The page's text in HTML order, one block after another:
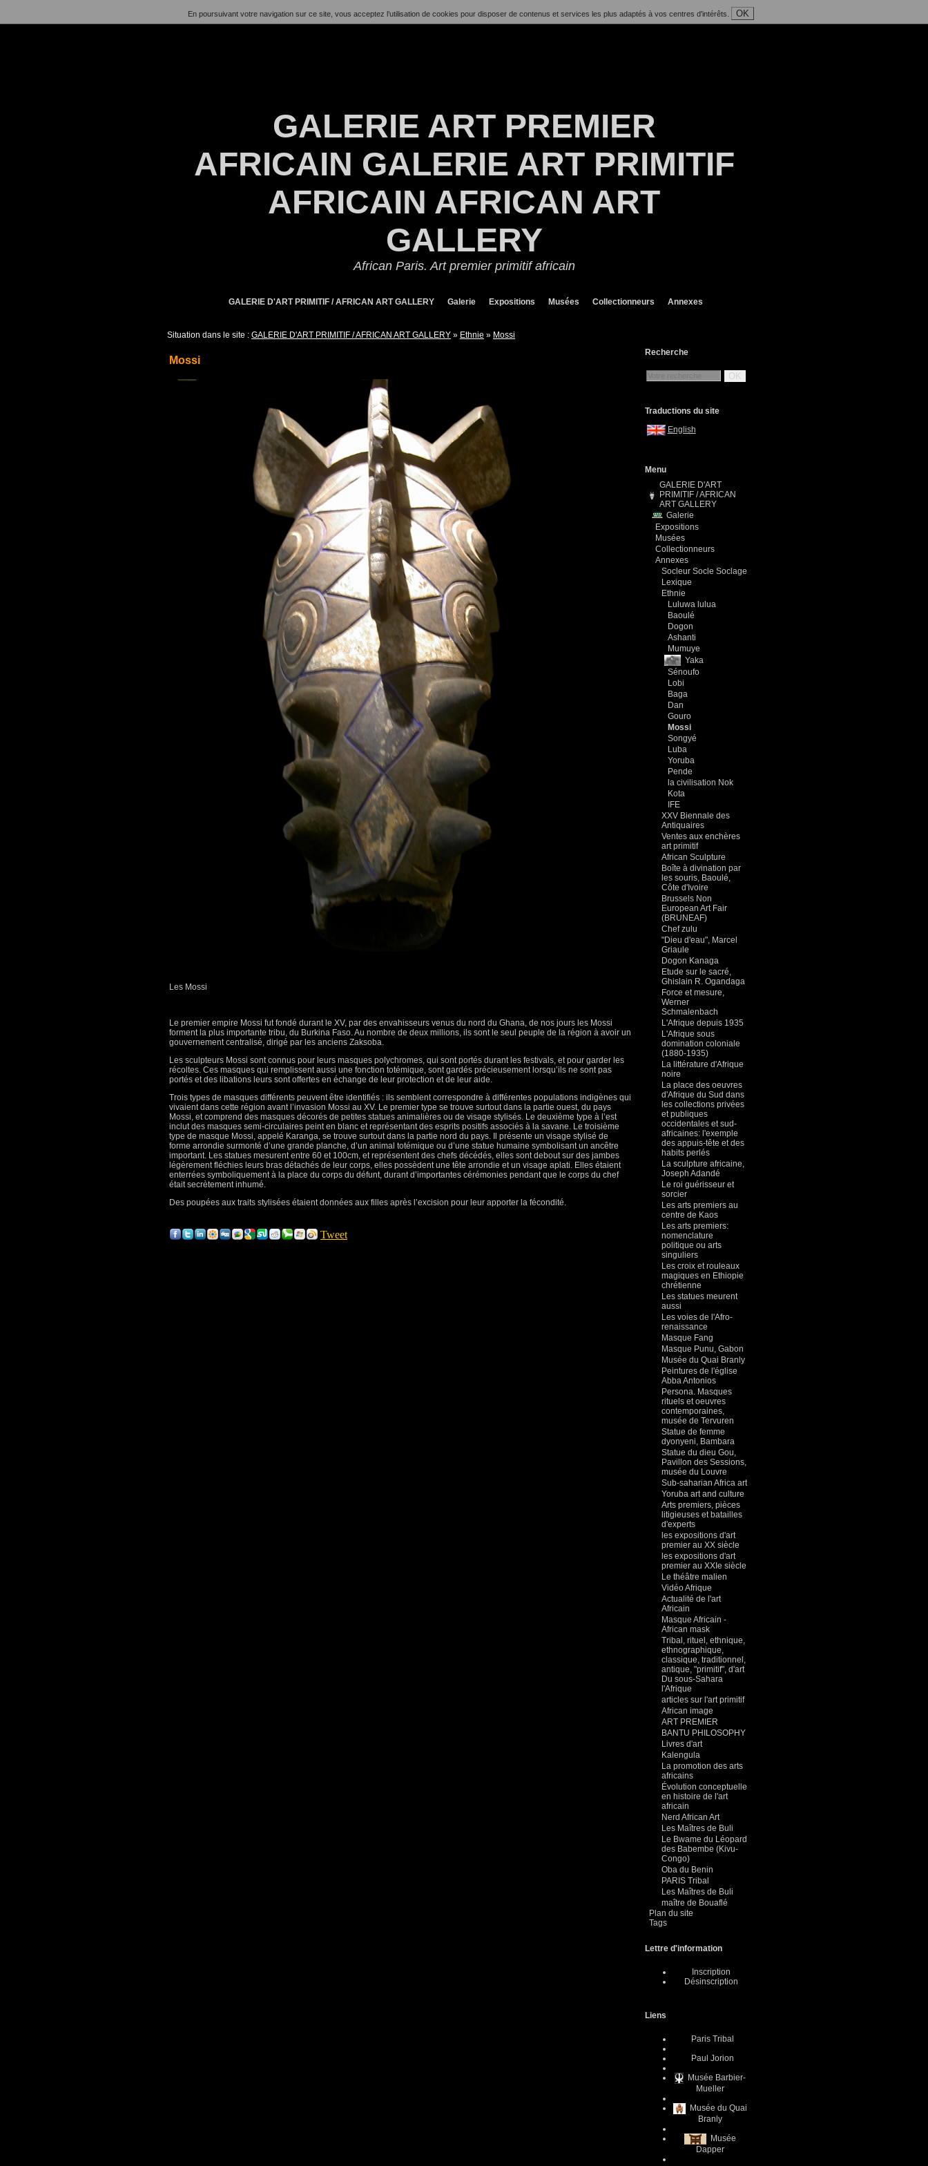
En poursuivant votre navigation sur ce site, vous acceptez l’utilisation de cookies pour disposer de contenus et services les plus adaptés à vos centres d'intérêts. OK
GALERIE ART PREMIER
AFRICAIN GALERIE ART PRIMITIF
AFRICAIN AFRICAN ART
GALLERY
African Paris. Art premier primitif africain
GALERIE D'ART PRIMITIF / AFRICAN ART GALLERY Galerie Expositions Musées Collectionneurs Annexes
Situation dans le site : GALERIE D'ART PRIMITIF / AFRICAN ART GALLERY » Ethnie » Mossi
Mossi
Les Mossi
Le premier empire Mossi fut fondé durant le XV, par des envahisseurs venus du nord du Ghana, de nos jours les Mossi
forment la plus importante tribu, du Burkina Faso. Au nombre de deux millions, ils sont le seul peuple de la région à avoir un
gouvernement centralisé, dirigé par les anciens Zaksoba.
Les sculpteurs Mossi sont connus pour leurs masques polychromes, qui sont portés durant les festivals, et pour garder les
récoltes. Ces masques qui remplissent aussi une fonction totémique, sont gardés précieusement lorsqu’ils ne sont pas
portés et des libations leurs sont offertes en échange de leur protection et de leur aide.
Trois types de masques différents peuvent être identifiés : ils semblent correspondre à différentes populations indigènes qui
vivaient dans cette région avant l’invasion Mossi au XV. Le premier type se trouve surtout dans la partie ouest, du pays
Mossi, et comprend des masques décorés de petites statues animalières ou de visage stylisés. Le deuxième type à l’est
inclut des masques semi-circulaires peint en blanc et représentant des esprits positifs associés à la savane. Le troisième
type de masque Mossi, appelé Karanga, se trouve surtout dans la partie nord du pays. Il présente un visage stylisé de
forme arrondie surmonté d’une grande planche, d’un animal totémique ou d’une statue humaine symbolisant un ancêtre
important. Les statues mesurent entre 60 et 100cm, et représentent des chefs décédés, elles sont debout sur des jambes
légèrement fléchies leurs bras détachés de leur corps, elles possèdent une tête arrondie et un visage aplati. Elles étaient
enterrées symboliquement à la place du corps du défunt, durant d’importantes cérémonies pendant que le corps du chef
était secrètement inhumé.
Des poupées aux traits stylisées étaient données aux filles après l’excision pour leur apporter la fécondité.
Tweet
Recherche
OK
Traductions du site
English
Menu
GALERIE D'ART
PRIMITIF / AFRICAN
ART GALLERY
Galerie
Expositions
Musées
Collectionneurs
Annexes
Socleur Socle Soclage
Lexique
Ethnie
Luluwa lulua
Baoulé
Dogon
Ashanti
Mumuye
Yaka
Sénoufo
Lobi
Baga
Dan
Gouro
Mossi
Songyé
Luba
Yoruba
Pende
la civilisation Nok
Kota
IFE
XXV Biennale des
Antiquaires
Ventes aux enchères
art primitif
African Sculpture
Boîte à divination par
les souris, Baoulé,
Côte d'Ivoire
Brussels Non
European Art Fair
(BRUNEAF)
Chef zulu
"Dieu d'eau", Marcel
Griaule
Dogon Kanaga
Etude sur le sacré,
Ghislain R. Ogandaga
Force et mesure,
Werner
Schmalenbach
L'Afrique depuis 1935
L'Afrique sous
domination coloniale
(1880-1935)
La littérature d'Afrique
noire
La place des oeuvres
d'Afrique du Sud dans
les collections privées
et publiques
occidentales et sud-
africaines: l'exemple
des appuis-tête et des
habits perlés
La sculpture africaine,
Joseph Adandé
Le roi guérisseur et
sorcier
Les arts premiers au
centre de Kaos
Les arts premiers:
nomenclature
politique ou arts
singuliers
Les croix et rouleaux
magiques en Ethiopie
chrétienne
Les statues meurent
aussi
Les voies de l'Afro-
renaissance
Masque Fang
Masque Punu, Gabon
Musée du Quai Branly
Peintures de l'église
Abba Antonios
Persona. Masques
rituels et oeuvres
contemporaines,
musée de Tervuren
Statue de femme
dyonyeni, Bambara
Statue du dieu Gou,
Pavillon des Sessions,
musée du Louvre
Sub-saharian Africa art
Yoruba art and culture
Arts premiers, pièces
litigieuses et batailles
d'experts
les expositions d'art
premier au XX siècle
les expositions d'art
premier au XXIe siècle
Le théâtre malien
Vidéo Afrique
Actualité de l'art
Africain
Masque Africain -
African mask
Tribal, rituel, ethnique,
ethnographique,
classique, traditionnel,
antique, "primitif", d'art
Du sous-Sahara
l'Afrique
articles sur l'art primitif
African image
ART PREMIER
BANTU PHILOSOPHY
Livres d'art
Kalengula
La promotion des arts
africains
Évolution conceptuelle
en histoire de l'art
africain
Nerd African Art
Les Maîtres de Buli
Le Bwame du Léopard
des Babembe (Kivu-
Congo)
Oba du Benin
PARIS Tribal
Les Maîtres de Buli
maître de Bouaflé
Plan du site
Tags
Lettre d'information
Inscription
Désinscription
Liens
Paris Tribal
Paul Jorion
Musée Barbier-
Mueller
Musée du Quai
Branly
Musée
Dapper